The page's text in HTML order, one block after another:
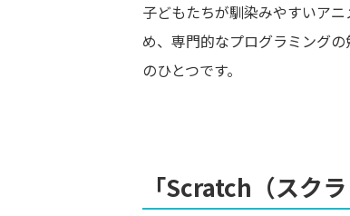
子どもたちが馴染みやすいア
め、専門的なプログラミング
のひとつです。
「Scratch（スク